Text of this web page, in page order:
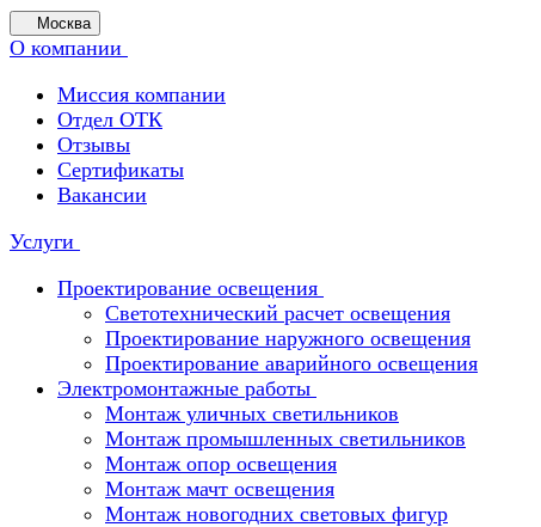
Москва
О компании
Миссия компании
Отдел ОТК
Отзывы
Сертификаты
Вакансии
Услуги
Проектирование освещения
Светотехнический расчет освещения
Проектирование наружного освещения
Проектирование аварийного освещения
Электромонтажные работы
Монтаж уличных светильников
Монтаж промышленных светильников
Монтаж опор освещения
Монтаж мачт освещения
Монтаж новогодних световых фигур